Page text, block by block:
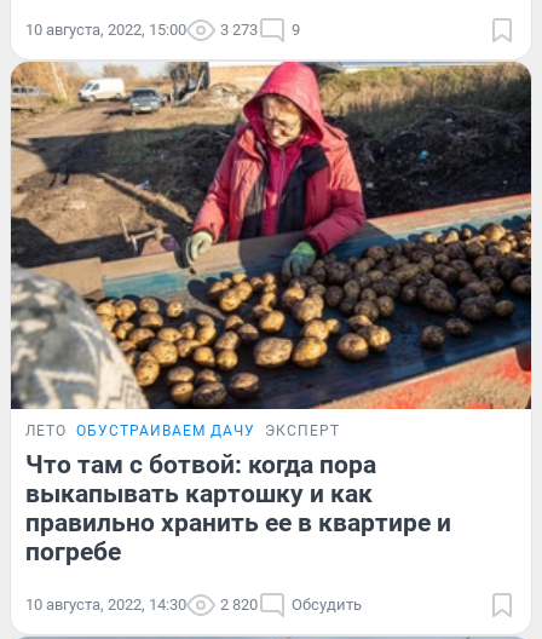
10 августа, 2022, 15:00 3 273 9
ЛЕТО ОБУСТРАИВАЕМ ДАЧУ ЭКСПЕРТ
Что там с ботвой: когда пора
выкапывать картошку и как
правильно хранить ее в квартире и
погребе
10 августа, 2022, 14:30 2 820 Обсудить